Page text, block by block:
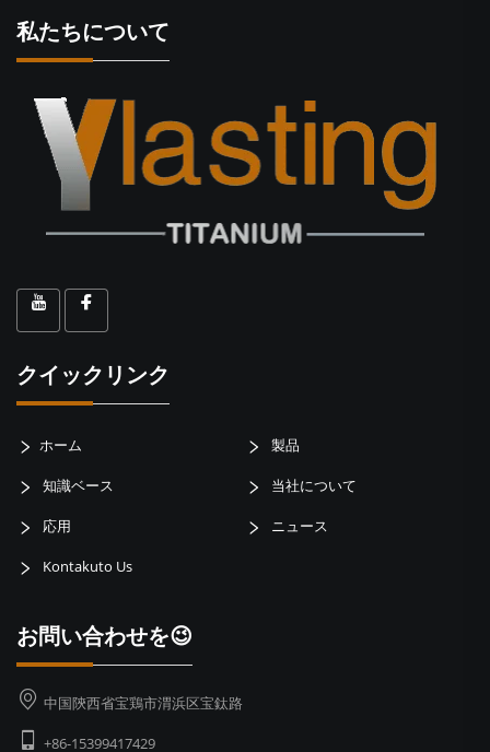
私たちについて
クイックリンク
ホーム 製品
知識ベース 当社について
応用 ニュース
Kontakuto Us
お問い合わせを😉
中国陝西省宝鶏市渭浜区宝鈦路
+86-15399417429